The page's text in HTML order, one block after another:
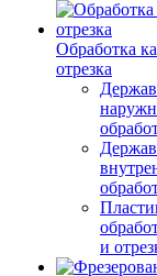
Обработка
отрезка
и